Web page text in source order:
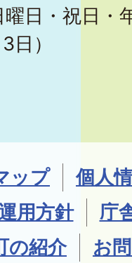
日・祝日・
日）
ップ
個人
用方針
庁
の紹介
お